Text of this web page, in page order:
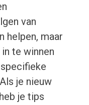
van
helpen, maar
te winnen
je nieuw
je tips